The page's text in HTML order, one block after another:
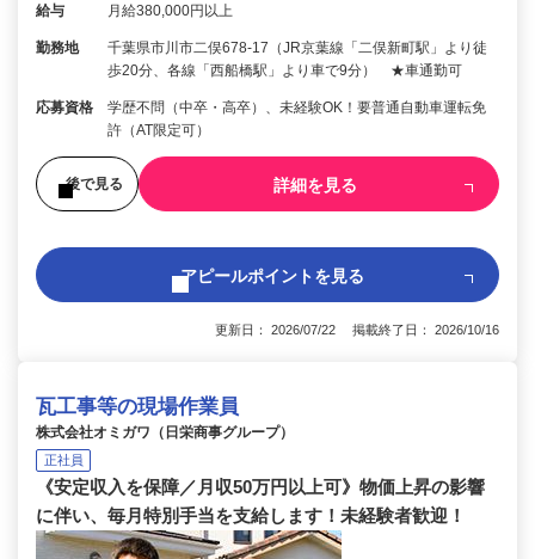
給与 月給380,000円以上
勤務地
千葉県市川市二俣678-17（JR京葉線「二俣新町駅」より徒
歩20分、各線「西船橋駅」より車で9分） ★車通勤可
応募資格
学歴不問（中卒・高卒）、未経験OK！要普通自動車運転免
許（AT限定可）
後で見る 詳細を見る
アピールポイントを見る
更新日： 2026/07/22 掲載終了日： 2026/10/16
瓦工事等の現場作業員
株式会社オミガワ（日栄商事グループ）
正社員
《安定収入を保障／月収50万円以上可》物価上昇の影響
に伴い、毎月特別手当を支給します！未経験者歓迎！